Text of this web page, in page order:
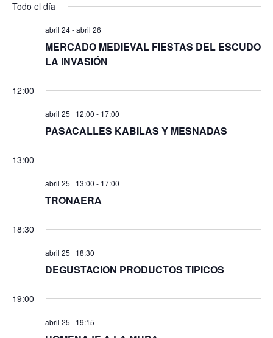
vistas
de
fecha.
Todo el día
abril 24-abril 26
MERCADO MEDIEVAL FIESTAS DEL ESCUDO
LA INVASIÓN
12:00
abril 25 | 12:00 - 17:00
PASACALLES KABILAS Y MESNADAS
13:00
abril 25 | 13:00 - 17:00
TRONAERA
18:30
abril 25 | 18:30
DEGUSTACION PRODUCTOS TIPICOS
19:00
abril 25 | 19:15